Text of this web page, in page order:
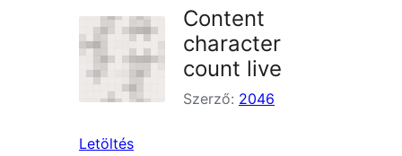
Content
character
count live
Szerző: 2046
Letöltés